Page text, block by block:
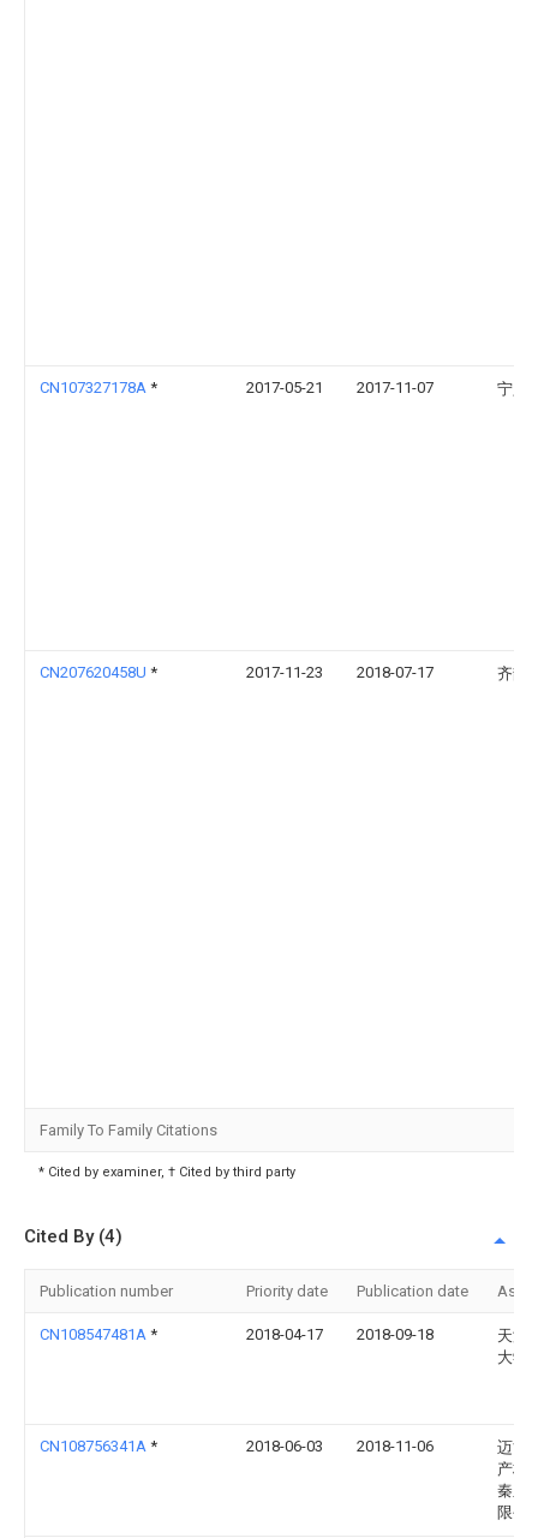
CN107327178A * 2017-05-21 2017-11-07 宁坚
CN207620458U * 2017-11-23 2018-07-17 齐靓
Family To Family Citations
* Cited by examiner, † Cited by third party
Cited By (4)
Publication number Priority date Publication date
CN108547481A * 2018-04-17 2018-09-18
天津
大学
CN108756341A * 2018-06-03 2018-11-06
迈博
产权
秦皇
限公